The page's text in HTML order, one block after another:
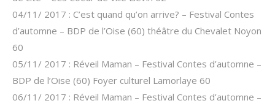
04/11/ 2017 : C’est quand qu’on arrive? – Festival Contes
d’automne – BDP de l’Oise (60) théâtre du Chevalet Noyon
60
05/11/ 2017 : Réveil Maman – Festival Contes d’automne –
BDP de l’Oise (60) Foyer culturel Lamorlaye 60
06/11/ 2017 : Réveil Maman – Festival Contes d’automne –